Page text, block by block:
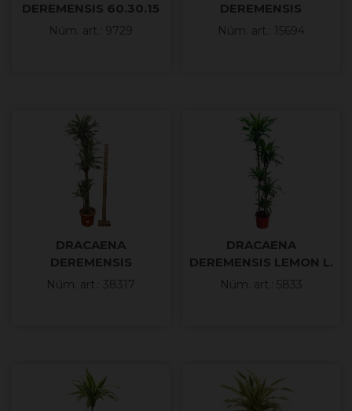
DEREMENSIS 60.30.15
M20-120cm.
Núm. art.: 9729
DEREMENSIS
120.90.60.30 M25
Núm. art.: 15694
DRACAENA
DEREMENSIS
150.120.90.60.30 M30
Núm. art.: 38317
DRACAENA
DEREMENSIS LEMON L.
150.120.90.60.30 M30
Núm. art.: 5833